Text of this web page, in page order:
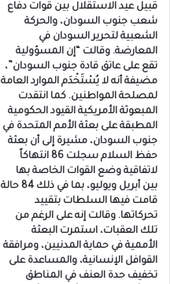
قبيل عيد الاستقلال بين قوات دفاع
شعب جنوب السودان، والحركة
الشعبية لتحرير السودان في
المعارضة. وقالت “إن المسؤولية
تقع على عاتق قادة جنوب السودان”،
مضيفة أنه لا يُسْتَخْدَم الموارد العامة
لمصلحة المواطنين. كما انتقدت
المبعوثة الأمريكية القيود الحكومية
المطبقة على بعثة الأمم المتحدة في
جنوب السودان، مشيرة إلى أن بعثة
حفظ السلام سجلت 86 انتهاكاً
لاتفاقية وضع القوات الخاصة بها
بين أبريل ويوليو، بما في ذلك 84 حالة
قامت فيها السلطات بتقييد
تحركاتها. وقالت إنه على الرغم من
تلك العقبات، استمرت البعثة
الأممية في حماية المدنيين، ومرافقة
القوافل الإنسانية، والمساعدة على
تخفيف حدة العنف في المناطق